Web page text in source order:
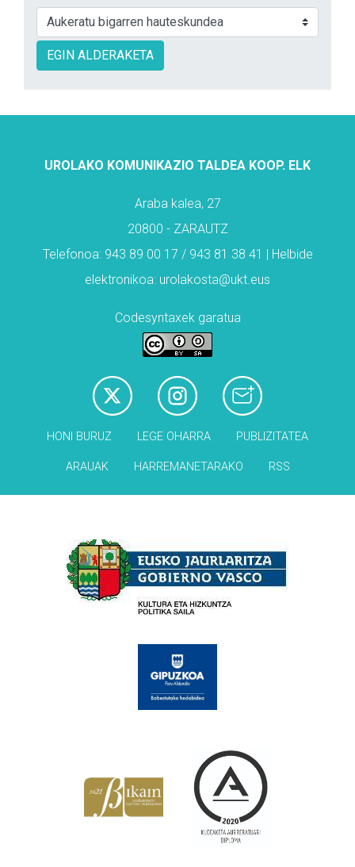
EGIN ALDERAKETA
UROLAKO KOMUNIKAZIO TALDEA KOOP. ELK
Araba kalea, 27
20800 - ZARAUTZ
Telefonoa: 943 89 00 17 / 943 81 38 41 | Helbide
elektronikoa: urolakosta@ukt.eus
Codesyntaxek garatua
HONI BURUZ LEGE OHARRA PUBLIZITATEA
ARAUAK HARREMANETARAKO RSS